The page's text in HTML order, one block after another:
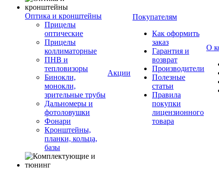
Оптика и кронштейны
Прицелы
оптические
Прицелы
коллиматорные
ПНВ и
тепловизоры
Бинокли,
монокли,
зрительные трубы
Дальномеры и
фотоловушки
Фонари
Кронштейны,
планки, кольца,
базы
Акции
Покупателям
Как оформить
заказ
Гарантия и
возврат
Производители
Полезные
статьи
Правила
покупки
лицензионного
товара
О